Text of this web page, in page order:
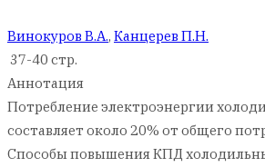
Винокуров В.А., Канцерев П.Н.
37-40 стр.
Аннотация
Потребление электроэнергии
составляет около 20% от общего
Способы повышения КПД